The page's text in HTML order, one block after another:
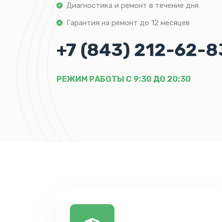
Диагностика и ремонт в течение дня
Гарантия на ремонт до 12 месяцев
+7 (843) 212-62-
РЕЖИМ РАБОТЫ С 9:30 ДО 20:30